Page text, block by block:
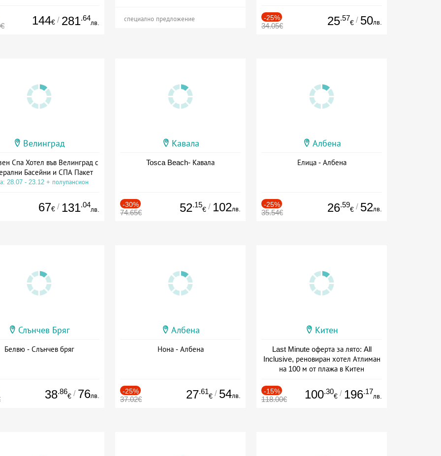
144€ / 281.64
лв. специално предложение -25%
34.05€ 25.57
€ / 50лв.
Велинград
Спа Хотел във Велинград с
Басейни и СПА Пакет
28.07 - 23.12 + полупансион
67€ / 131.04
лв.
Кавала
Tosca Beach- Кавала
-30%
74.65€ 52.15
€ / 102лв.
Албена
Елица - Албена
-25%
35.54€ 26.59
€ / 52лв.
Слънчев Бряг
Белвю - Слънчев бряг
38.86
€ / 76лв.
Албена
Нона - Албена
-25%
37.02€ 27.61
€ / 54лв.
Китен
Last Minute оферта за лято: All
Inclusive, реновиран хотел Атлиман
на 100 м от плажа в Китен
-15%
118.00€ 100.30
€ / 196.17
лв.